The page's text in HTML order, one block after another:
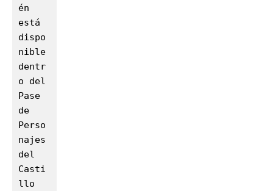
én
está
dispo
nible
dentr
o del
Pase
de
Perso
najes
del
Casti
llo